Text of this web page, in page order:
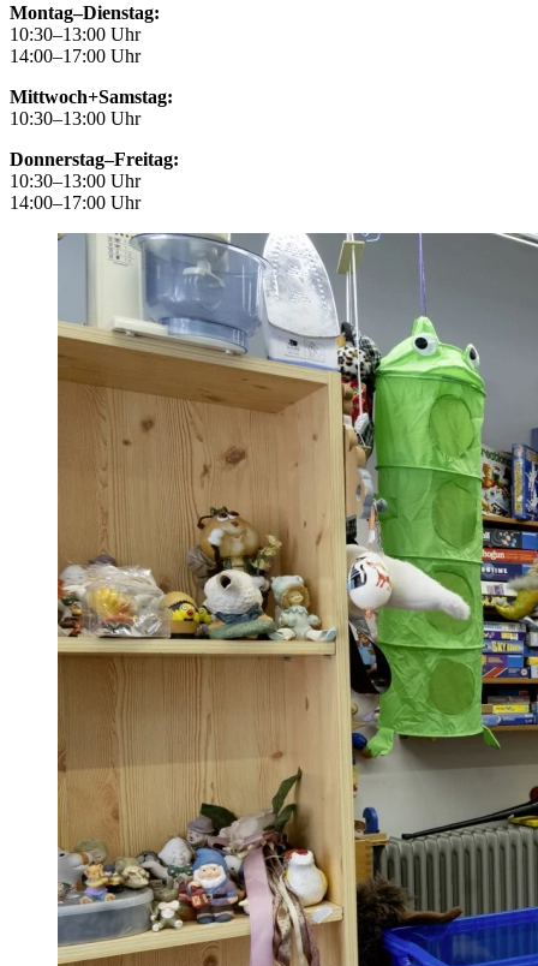
Montag–Dienstag:
10:30–13:00 Uhr
14:00–17:00 Uhr
Mittwoch+Samstag:
10:30–13:00 Uhr
Donnerstag–Freitag:
10:30–13:00 Uhr
14:00–17:00 Uhr